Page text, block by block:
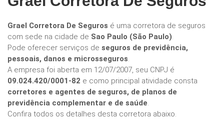
Grael Corretora De Seguros é uma corretora de seguros
com sede na cidade de Sao Paulo (São Paulo).
Pode oferecer serviços de seguros de previdência,
pessoais, danos e microsseguros.
A empresa foi aberta em 12/07/2007, seu CNPJ é
09.024.420/0001-82 e como principal atividade consta
corretores e agentes de seguros, de planos de
previdência complementar e de saúde.
Confira todos os detalhes desta corretora abaixo.